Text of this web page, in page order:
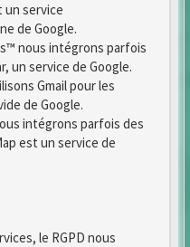
un service
de Google.
nous intégrons parfois
un service de Google.
Gmail pour les
de Google.
intégrons parfois des
est un service de
le RGPD nous